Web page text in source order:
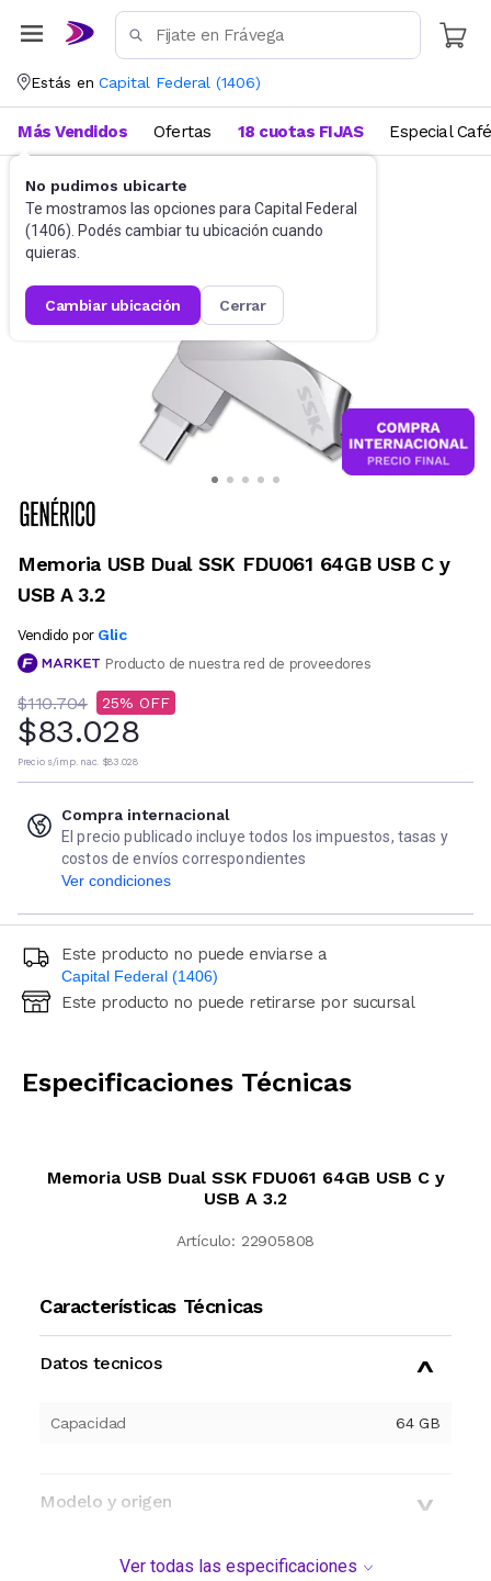
Estás en Capital Federal (1406)
No pudimos ubicarte
Te mostramos las opciones para Capital Federal
(1406). Podés cambiar tu ubicación cuando
quieras.
cambiar ubicación cerrar
Más Vendidos Ofertas 18 cuotas FIJAS Especial Café
Almacenamiento Memorias USB
Memoria USB Dual SSK FDU061 64GB USB C y
USB A 3.2
Vendido por Glic
Producto de nuestra red de proveedores
$110.704 25
$83.028
Precio s/imp. nac. $83.028
Compra internacional
El precio publicado incluye todos los impuestos, tasas y
costos de envíos correspondientes
Ver condiciones
Este producto no puede enviarse a
Capital Federal (1406)
Ingresá código postal (sólo números)
Este producto no puede retirarse por sucursal
Especificaciones Técnicas
Memoria USB Dual SSK FDU061 64GB USB C y
USB A 3.2
Artículo: 22905808
Características Técnicas
Datos tecnicos
Capacidad 64GB
Modelo y origen
Ver todas las especificaciones